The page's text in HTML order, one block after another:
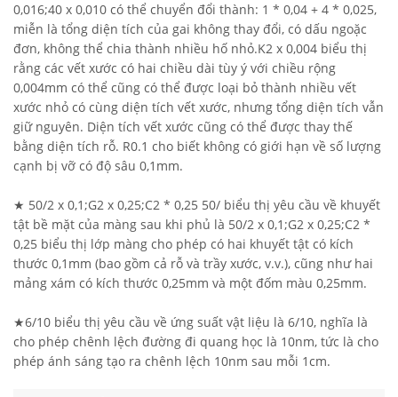
0,016;40 x 0,010 có thể chuyển đổi thành: 1 * 0,04 + 4 * 0,025,
miễn là tổng diện tích của gai không thay đổi, có dấu ngoặc
đơn, không thể chia thành nhiều hố nhỏ.K2 x 0,004 biểu thị
rằng các vết xước có hai chiều dài tùy ý với chiều rộng
0,004mm có thể cũng có thể được loại bỏ thành nhiều vết
xước nhỏ có cùng diện tích vết xước, nhưng tổng diện tích vẫn
giữ nguyên. Diện tích vết xước cũng có thể được thay thế
bằng diện tích rỗ. R0.1 cho biết không có giới hạn về số lượng
cạnh bị vỡ có độ sâu 0,1mm.
★ 50/2 x 0,1;G2 x 0,25;C2 * 0,25 50/ biểu thị yêu cầu về khuyết
tật bề mặt của màng sau khi phủ là 50/2 x 0,1;G2 x 0,25;C2 *
0,25 biểu thị lớp màng cho phép có hai khuyết tật có kích
thước 0,1mm (bao gồm cả rỗ và trầy xước, v.v.), cũng như hai
mảng xám có kích thước 0,25mm và một đốm màu 0,25mm.
★6/10 biểu thị yêu cầu về ứng suất vật liệu là 6/10, nghĩa là
cho phép chênh lệch đường đi quang học là 10nm, tức là cho
phép ánh sáng tạo ra chênh lệch 10nm sau mỗi 1cm.